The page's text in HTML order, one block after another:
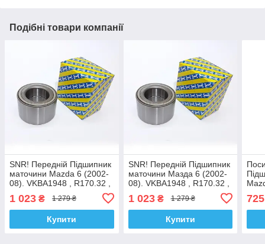
Подібні товари компанії
SNR! Передній Підшипник
маточини Mazda 6 (2002-
08). VKBA1948 , R170.32 ,
1 023 ₴ 1 279 ₴
Купити
SNR! Передній Підшипник
маточини Мазда 6 (2002-
08). VKBA1948 , R170.32 ,
1 023₴ 1 279 ₴
Купити
725